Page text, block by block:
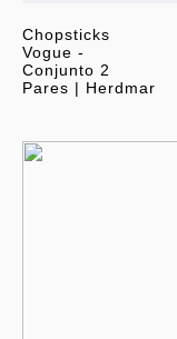
Chopsticks
Vogue -
Conjunto 2
Pares | Herdmar